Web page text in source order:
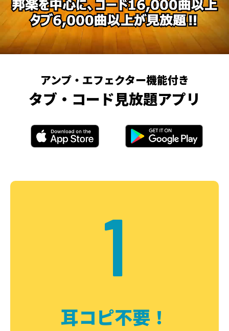
アンプ・エフェクター機能付き
タブ・コード見放題アプリ
1
耳コピ不要！